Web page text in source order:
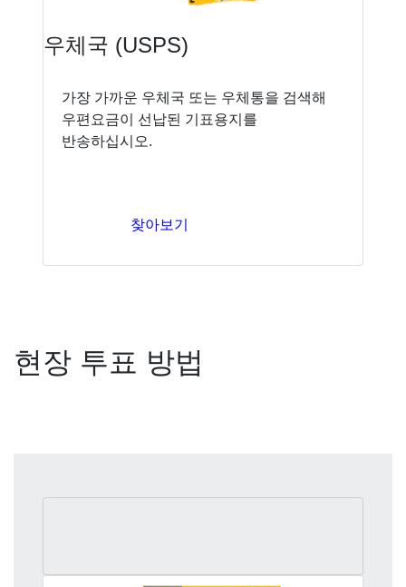
우체국 (USPS)
가장 가까운 우체국 또는 우체통을 검색해
우편요금이 선납된 기표용지를
반송하십시오.
찾아보기
현장 투표 방법